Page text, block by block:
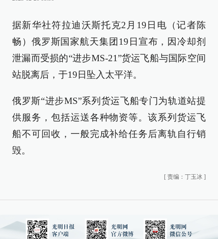
据新华社符拉迪沃斯托克2月19日电（记者陈
畅）俄罗斯国家航天集团19日宣布，因冷却剂
泄漏而受损的“进步MS-21”货运飞船与国际空间
站脱离后，于19日坠入太平洋。
俄罗斯“进步MS”系列货运飞船专门为轨道站提
供服务，包括运送各种物资等。该系列货运飞
船不可回收，一般完成补给任务后离轨自行销
毁。
[ 责编：丁玉冰 ]